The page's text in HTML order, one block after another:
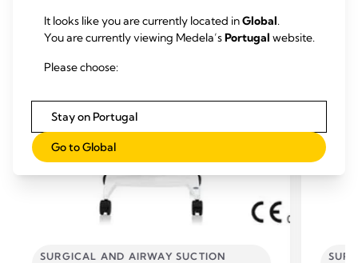
SURGICAL AND AIRWAY SUCTION
It looks like you are currently located inGlobal.
You are currently viewing Medela’sPortugal website.
Please choose:
Stay on Portugal
Go to Global